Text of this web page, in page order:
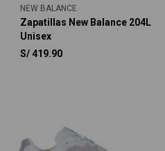
NEW BALANCE
Zapatillas New Balance 204L
Unisex
S/ 419.90